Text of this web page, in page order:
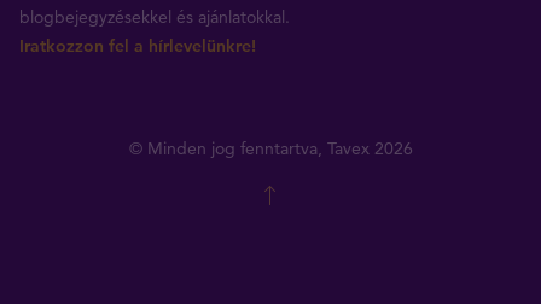
blogbejegyzésekkel és ajánlatokkal.
Iratkozzon fel a hírlevelünkre!
© Minden jog fenntartva, Tavex 2026